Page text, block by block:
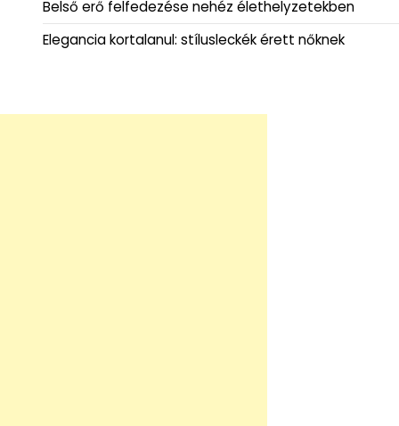
Belső erő felfedezése nehéz élethelyzetekben
Elegancia kortalanul: stílusleckék érett nőknek